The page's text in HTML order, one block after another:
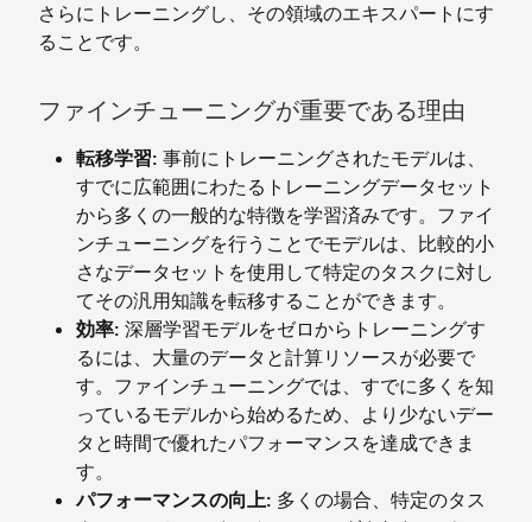
さらにトレーニングし、その領域のエキスパートにす
ることです。
ファインチューニングが重要である理由
転移学習: 事前にトレーニングされたモデルは、
すでに広範囲にわたるトレーニングデータセット
から多くの一般的な特徴を学習済みです。ファイ
ンチューニングを行うことでモデルは、比較的小
さなデータセットを使用して特定のタスクに対し
てその汎用知識を転移することができます。
効率: 深層学習モデルをゼロからトレーニングす
るには、大量のデータと計算リソースが必要で
す。ファインチューニングでは、すでに多くを知
っているモデルから始めるため、より少ないデー
タと時間で優れたパフォーマンスを達成できま
す。
パフォーマンスの向上: 多くの場合、特定のタス